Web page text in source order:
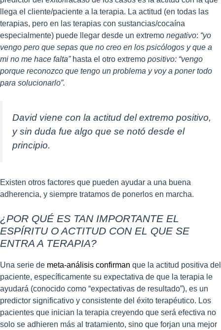
llega el cliente/paciente a la terapia. La actitud (en todas las
terapias, pero en las terapias con sustancias/cocaína
especialmente) puede llegar desde un extremo negativo: “yo
vengo pero que sepas que no creo en los psicólogos y que a
mi no me hace falta” hasta el otro extremo positivo: “vengo
porque reconozco que tengo un problema y voy a poner todo
para solucionarlo”.
David viene con la actitud del extremo positivo,
y sin duda fue algo que se notó desde el
principio.
Existen otros factores que pueden ayudar a una buena
adherencia, y siempre tratamos de ponerlos en marcha.
¿POR QUÉ ES TAN IMPORTANTE EL
ESPÍRITU O ACTITUD CON EL QUE SE
ENTRA A TERAPIA?
Una serie de meta-análisis confirman que la actitud positiva del
paciente, específicamente su expectativa de que la terapia le
ayudará (conocido como “expectativas de resultado”), es un
predictor significativo y consistente del éxito terapéutico. Los
pacientes que inician la terapia creyendo que será efectiva no
solo se adhieren más al tratamiento, sino que forjan una mejor